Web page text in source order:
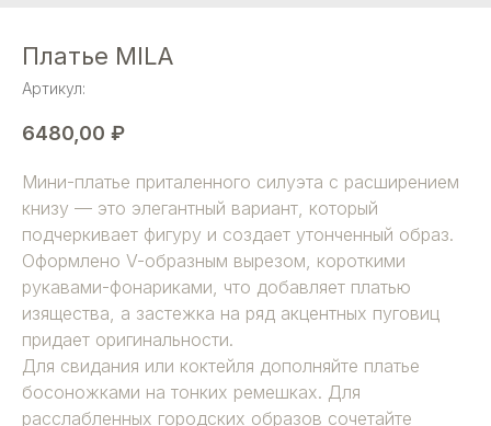
Платье MILA
Артикул:
6480,00 ₽
Мини-платье приталенного силуэта с расширением
книзу — это элегантный вариант, который
подчеркивает фигуру и создает утонченный образ.
Оформлено V-образным вырезом, короткими
рукавами-фонариками, что добавляет платью
изящества, а застежка на ряд акцентных пуговиц
придает оригинальности.
Для свидания или коктейля дополняйте платье
босоножками на тонких ремешках. Для
расслабленных городских образов сочетайте